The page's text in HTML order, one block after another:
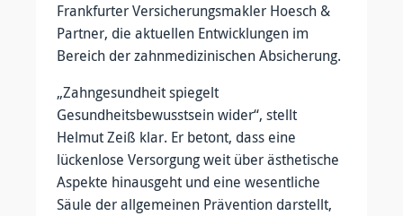
Frankfurter Versicherungsmakler Hoesch &
Partner, die aktuellen Entwicklungen im
Bereich der zahnmedizinischen Absicherung.
„Zahngesundheit spiegelt
Gesundheitsbewusstsein wider“, stellt
Helmut Zeiß klar. Er betont, dass eine
lückenlose Versorgung weit über ästhetische
Aspekte hinausgeht und eine wesentliche
Säule der allgemeinen Prävention darstellt,